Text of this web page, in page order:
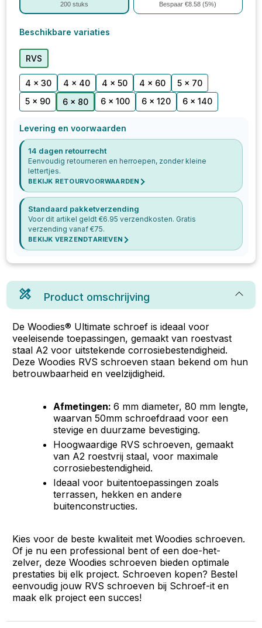
200stuks Bespaar €8.58 (5%)
Beschikbare variaties
RVS
4 x 30 4 x 40 4 x 50 4 x 60
5 x 70
5 x 90
6 x 80 6 x 100 6 x 120 6 x 140
Levering en voorwaarden
14 dagen retourrecht
Eenvoudig retourneren en herroepen, zonder kleine
lettertjes.
BEKIJK RETOURVOORWAARDEN
Standaard pakketverzending
Voor dit artikel geldt €6.95 verzendkosten. Gratis
verzending vanaf €75.
BEKIJK VERZENDTARIEVEN
Product omschrijving
De Woodies® Ultimate schroef is ideaal voor
veeleisende toepassingen, gemaakt van roestvast
staal A2 voor uitstekende corrosiebestendigheid.
Deze Woodies RVS schroeven staan bekend om hun
betrouwbaarheid en veelzijdigheid.
Afmetingen:6 mm diameter, 80 mm lengte,
waarvan 50mm schroefdraad voor een
stevige en duurzame bevestiging.
Hoogwaardige RVS schroeven, gemaakt
van A2 roestvrij staal, voor maximale
corrosiebestendigheid.
Ideaal voor buitentoepassingen zoals
terrassen, hekken en andere
buitenconstructies.
Kies voor de beste kwaliteit met Woodies schroeven.
Of je nu een professional bent of een doe-het-
zelver, deze Woodies schroeven bieden optimale
prestaties bij elk project. Schroeven kopen? Bestel
eenvoudig jouw RVS schroeven bij Schroef-it en
maak elk project een succes!